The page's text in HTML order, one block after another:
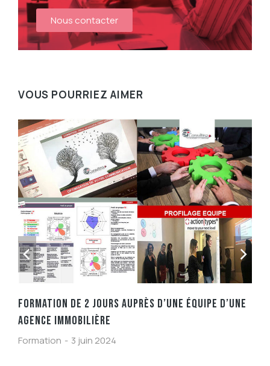
Nous contacter
VOUS POURRIEZ AIMER
FORMATION DE 2 JOURS AUPRÈS D’UNE ÉQUIPE D’UNE
AGENCE IMMOBILIÈRE
Formation 3 juin 2024